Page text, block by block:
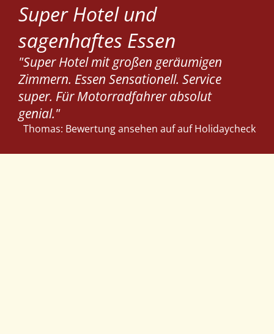
Super Hotel und
sagenhaftes Essen
"Super Hotel mit großen geräumigen
Zimmern. Essen Sensationell. Service
super. Für Motorradfahrer absolut
genial."
Thomas: Bewertung ansehen auf aufHolidaycheck